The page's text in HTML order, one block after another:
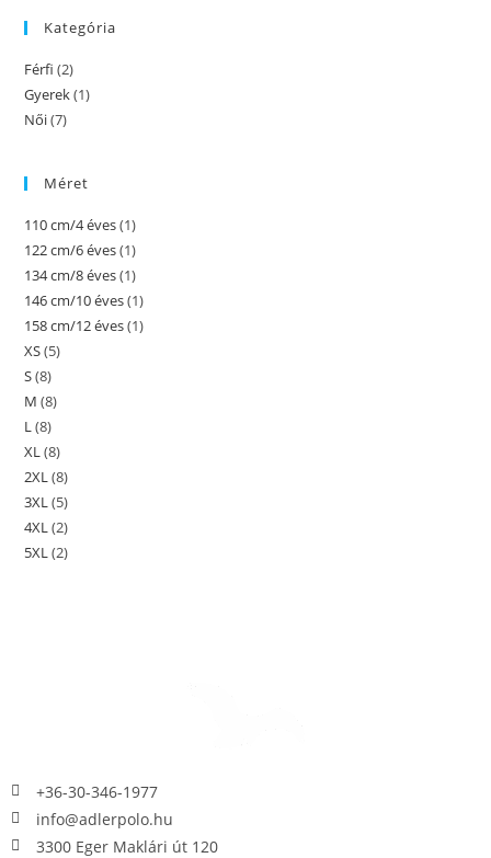
Kategória
Férfi (2)
Gyerek(1)
Női(7)
Méret
110 cm/4 éves(1)
122 cm/6 éves(1)
134 cm/8 éves(1)
146 cm/10 éves(1)
158 cm/12 éves(1)
XS(5)
S(8)
M (8)
L(8)
XL(8)
2XL(8)
3XL(5)
4XL(2)
5XL(2)
+36-30-346-1977
info@adlerpolo.hu
3300 Eger Maklári út 120